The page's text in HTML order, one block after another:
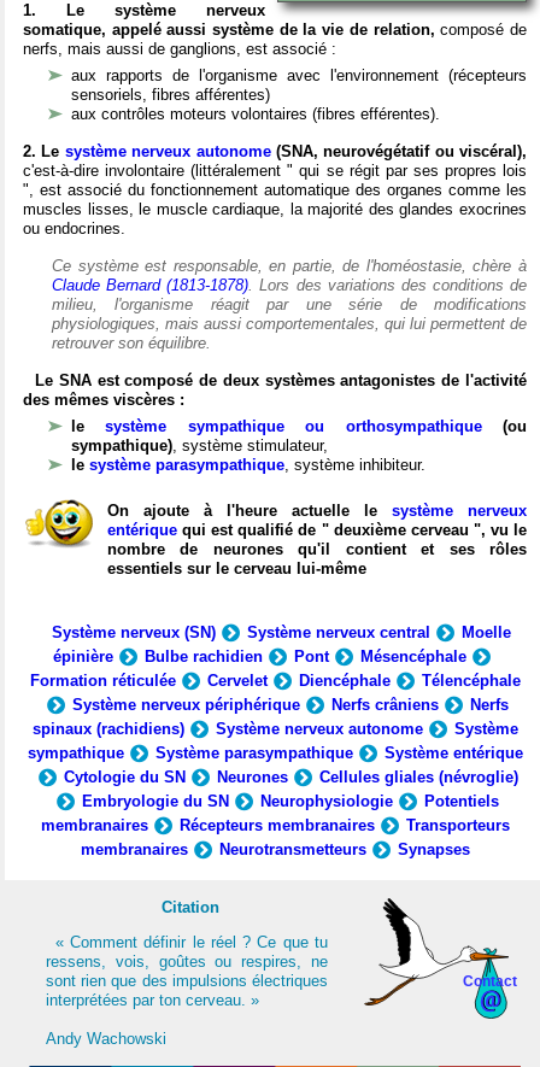
1. Le système nerveux
somatique, appelé aussi système de la vie de relation, composé de
nerfs, mais aussi de ganglions, est associé :
aux rapports de l'organisme avec l'environnement (récepteurs
sensoriels, fibres afférentes)
aux contrôles moteurs volontaires (fibres efférentes).
2. Le système nerveux autonome(SNA, neurovégétatif ou viscéral),
c'est-à-dire involontaire (littéralement " qui se régit par ses propres lois
", est associé du fonctionnement automatique des organes comme les
muscles lisses, le muscle cardiaque, la majorité des glandes exocrines
ou endocrines.
Ce système est responsable, en partie, de l'homéostasie, chère à
Claude Bernard (1813-1878). Lors des variations des conditions de
milieu, l'organisme réagit par une série de modifications
physiologiques, mais aussi comportementales, qui lui permettent de
retrouver son équilibre.
Le SNA est composé de deux systèmes antagonistes de l'activité
des mêmes viscères :
lesystème sympathique ou orthosympathique(ou
sympathique), système stimulateur,
le système parasympathique, système inhibiteur.
On ajoute à l'heure actuelle le système nerveux
entérique qui est qualifié de " deuxième cerveau ", vu le
nombre de neurones qu'il contient et ses rôles
essentiels sur le cerveau lui-même
Système nerveux (SN) Système nerveux central
Moelle
épinière
Bulbe rachidien Pont
Mésencéphale
Formation réticulée
Cervelet Diencéphale
Télencéphale
Système nerveux périphérique
Nerfs crâniens
Nerfs
spinaux (rachidiens)
Système nerveux autonome
Système
sympathique
Système parasympathique
Système entérique
Cytologie du SN
Neurones
Cellules gliales (névroglie)
Embryologie du SN
Neurophysiologie
Potentiels
membranaires
Récepteurs membranaires
Transporteurs
membranaires
Neurotransmetteurs Synapses
Contact
Citation
« Comment définir le réel ? Ce que tu
ressens, vois, goûtes ou respires, ne
sont rien que des impulsions électriques
interprétées par ton cerveau. »
Andy Wachowski